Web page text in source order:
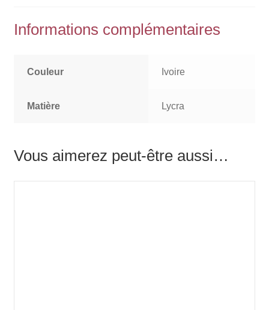
Informations complémentaires
Couleur Ivoire
Matière Lycra
Vous aimerez peut-être aussi…